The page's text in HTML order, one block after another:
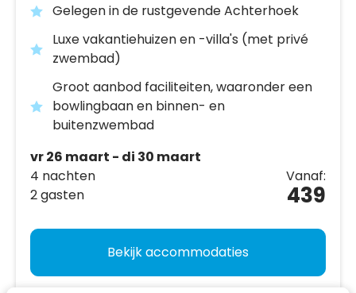
Gelegen in de rustgevende Achterhoek
Luxe vakantiehuizen en -villa's (met privé
zwembad)
Groot aanbod faciliteiten, waaronder een
bowlingbaan en binnen- en
buitenzwembad
vr 26 maart - di 30 maart
4 nachten
2 gasten
Vanaf:
439
Bekijk accommodaties